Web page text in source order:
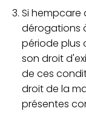
Si hempcare
dérogations
période plus
son droit
de ces
droit de la
présentes